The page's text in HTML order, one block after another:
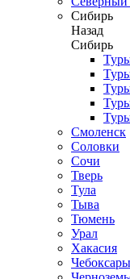
Сибирь
Назад
Сибирь
Смоленск
Соловки
Сочи
Тверь
Тула
Тыва
Тюмень
Урал
Хакасия
Чебоксары